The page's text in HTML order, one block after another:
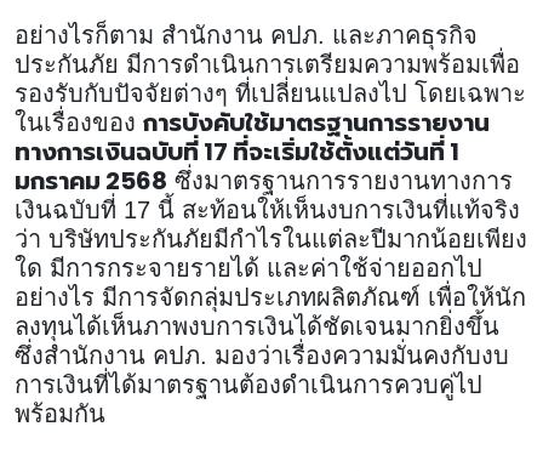
อย่างไรก็ตาม สำนักงาน คปภ. และภาคธุรกิจ
ประกันภัย มีการดำเนินการเตรียมความพร้อมเพื่อ
รองรับกับปัจจัยต่างๆ ที่เปลี่ยนแปลงไป โดยเฉพาะ
ในเรื่องของ การบังคับใช้มาตรฐานการรายงาน
ทางการเงินฉบับที่ 17 ที่จะเริ่มใช้ตั้งแต่วันที่ 1
มกราคม 2568 ซึ่งมาตรฐานการรายงานทางการ
เงินฉบับที่ 17 นี้ สะท้อนให้เห็นงบการเงินที่แท้จริง
ว่า บริษัทประกันภัยมีกำไรในแต่ละปีมากน้อยเพียง
ใด มีการกระจายรายได้ และค่าใช้จ่ายออกไป
อย่างไร มีการจัดกลุ่มประเภทผลิตภัณฑ์ เพื่อให้นัก
ลงทุนได้เห็นภาพงบการเงินได้ชัดเจนมากยิ่งขึ้น
ซึ่งสำนักงาน คปภ. มองว่าเรื่องความมั่นคงกับงบ
การเงินที่ได้มาตรฐานต้องดำเนินการควบคู่ไป
พร้อมกัน